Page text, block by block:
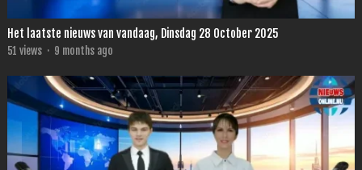
Het laatste nieuws van vandaag, Dinsdag 28 October 2025
51 views · 9 months ago